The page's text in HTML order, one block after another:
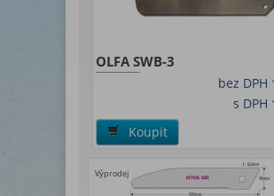
OLFA SWB-3
bez DPH
s DPH
Koupit
Výprodej